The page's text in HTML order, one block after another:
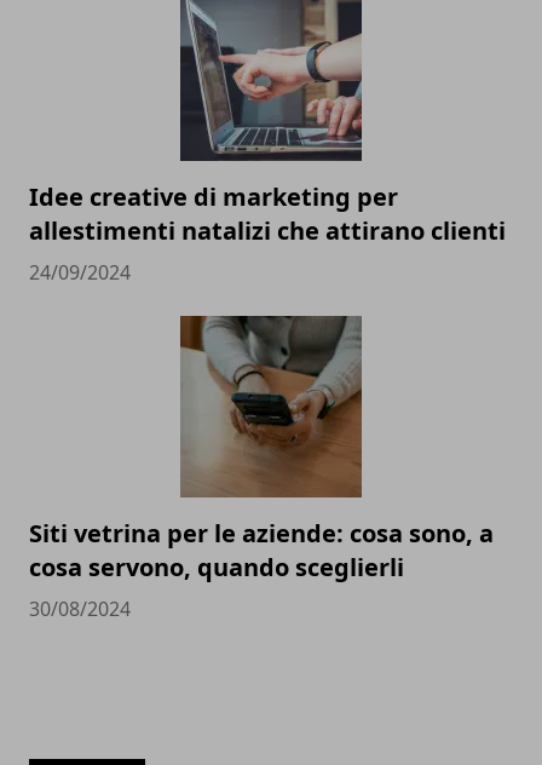
Idee creative di marketing per
allestimenti natalizi che attirano clienti
24/09/2024
Siti vetrina per le aziende: cosa sono, a
cosa servono, quando sceglierli
30/08/2024